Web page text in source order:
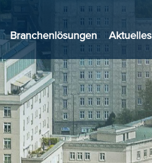
Branchenlösungen Aktuelles